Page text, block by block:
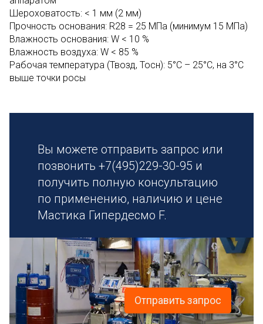
Шероховатость: < 1 мм (2 мм)
Прочность основания: R28 = 25 МПа (минимум 15 МПа)
Влажность основания: W < 10 %
Влажность воздуха: W < 85 %
Рабочая температура (Твозд, Тосн): 5°С – 25°С, на 3°С
выше точки росы
Вы можете отправить запрос или
позвонить +7(495)229-30-95 и
получить полную консультацию
по применению, наличию и цене
Мастика Гипердесмо F.
Отправить запрос